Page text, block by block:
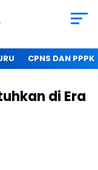
CPNS DAN PPPK
di Era